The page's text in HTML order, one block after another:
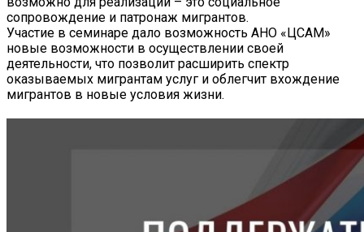
сопровождение и патронаж мигрантов.
Участие в семинаре дало возможность АНО «ЦСАМ»
новые возможности в осуществлении своей
деятельности, что позволит расширить спектр
оказываемых мигрантам услуг и облегчит вхождение
мигрантов в новые условия жизни.